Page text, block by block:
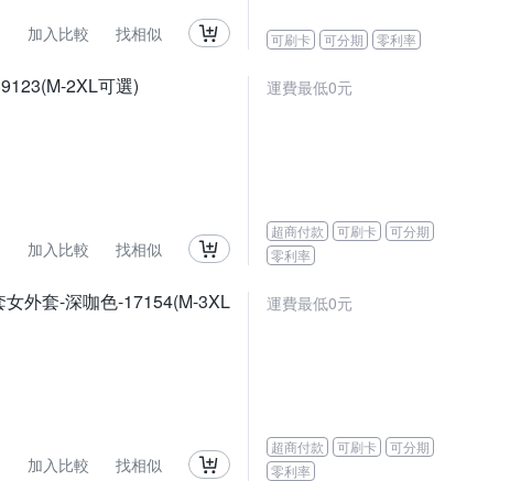
加入比較 找相似 可刷卡 可分期 零利率
2XL可選)
加入比較 找相似
運費最低0元
超商付款 可刷卡
可分期
零利率
外套-深咖色-17154(M-3XL
加入比較 找相似
運費最低0元
超商付款 可刷卡
可分期
零利率